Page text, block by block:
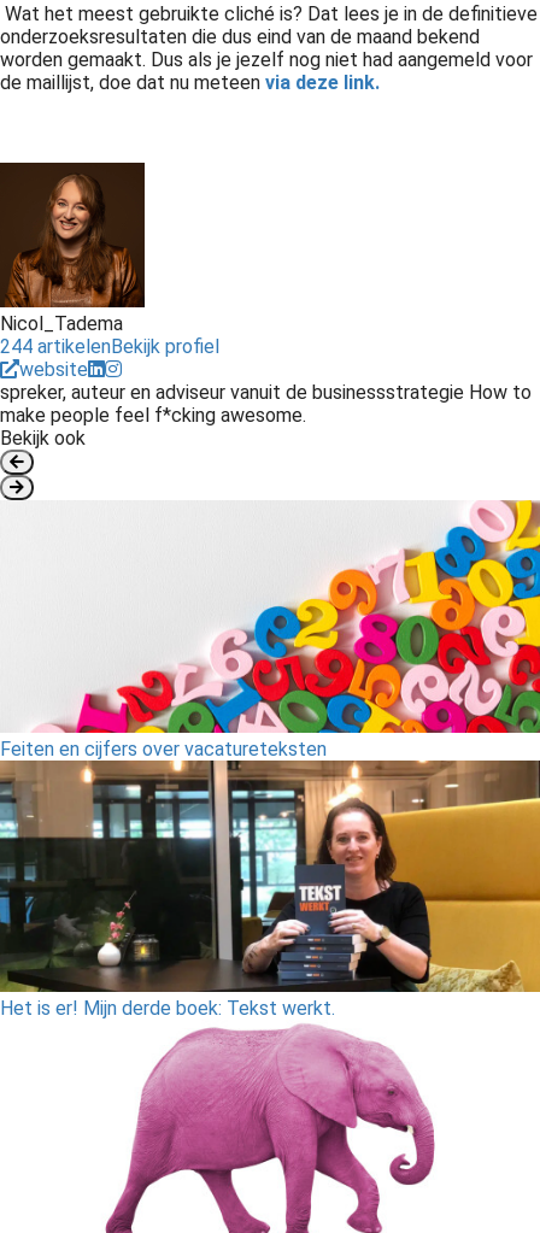
Wat het meest gebruikte cliché is? Dat lees je in de definitieve
onderzoeksresultaten die dus eind van de maand bekend
worden gemaakt. Dus als je jezelf nog niet had aangemeld voor
de maillijst, doe dat nu meteen via deze link.
Nicol_Tadema
244 artikelenBekijk profiel
website
spreker, auteur en adviseur vanuit de businessstrategie How to
make people feel f*cking awesome.
Bekijk ook
Feiten en cijfers over vacatureteksten
Het is er! Mijn derde boek: Tekst werkt.